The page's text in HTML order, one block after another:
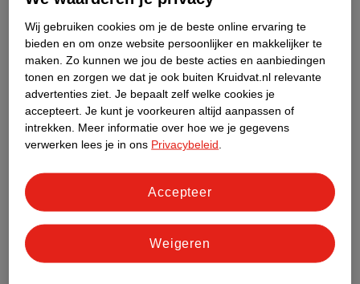
Gelukkig is de vijfde ziekte ook voor baby’s onschuldig. Is je
baby jonger dan drie maanden en heeft hij of zij koorts? Dan is
het verstandig om met je baby naar de huisarts te gaan.
Vijfde ziekte bij een kind
De vijfde ziekte komt het vaakst voor bij kinderen in de leeftijd
van 4 tot 10 jaar. Het wordt om deze reden ook wel een
kinderziekte genoemd.
Vijfde ziekte bij volwassenen
Als je als kind de vijfde ziekte niet gehad hebt, kun je deze als
volwassene krijgen. Dit gebeurt niet vaak. Volwassenen hebben
meestal vooral last van pijnlijke en stijve handen en voeten. Ook
zijn er daarnaast geen of weinig vlekjes op je lichaam te zien.
Wij gebruiken cookies om je de beste online ervaring te
bieden en om onze website persoonlijker en makkelijker te
maken. Zo kunnen we jou de beste acties en aanbiedingen
tonen en zorgen we dat je ook buiten Kruidvat.nl relevante
advertenties ziet. Je bepaalt zelf welke cookies je
accepteert. Je kunt je voorkeuren altijd aanpassen of
intrekken.
Meer informatie over hoe we je gegevens
verwerken lees je in ons Privacybeleid
Weigeren
Accepteer